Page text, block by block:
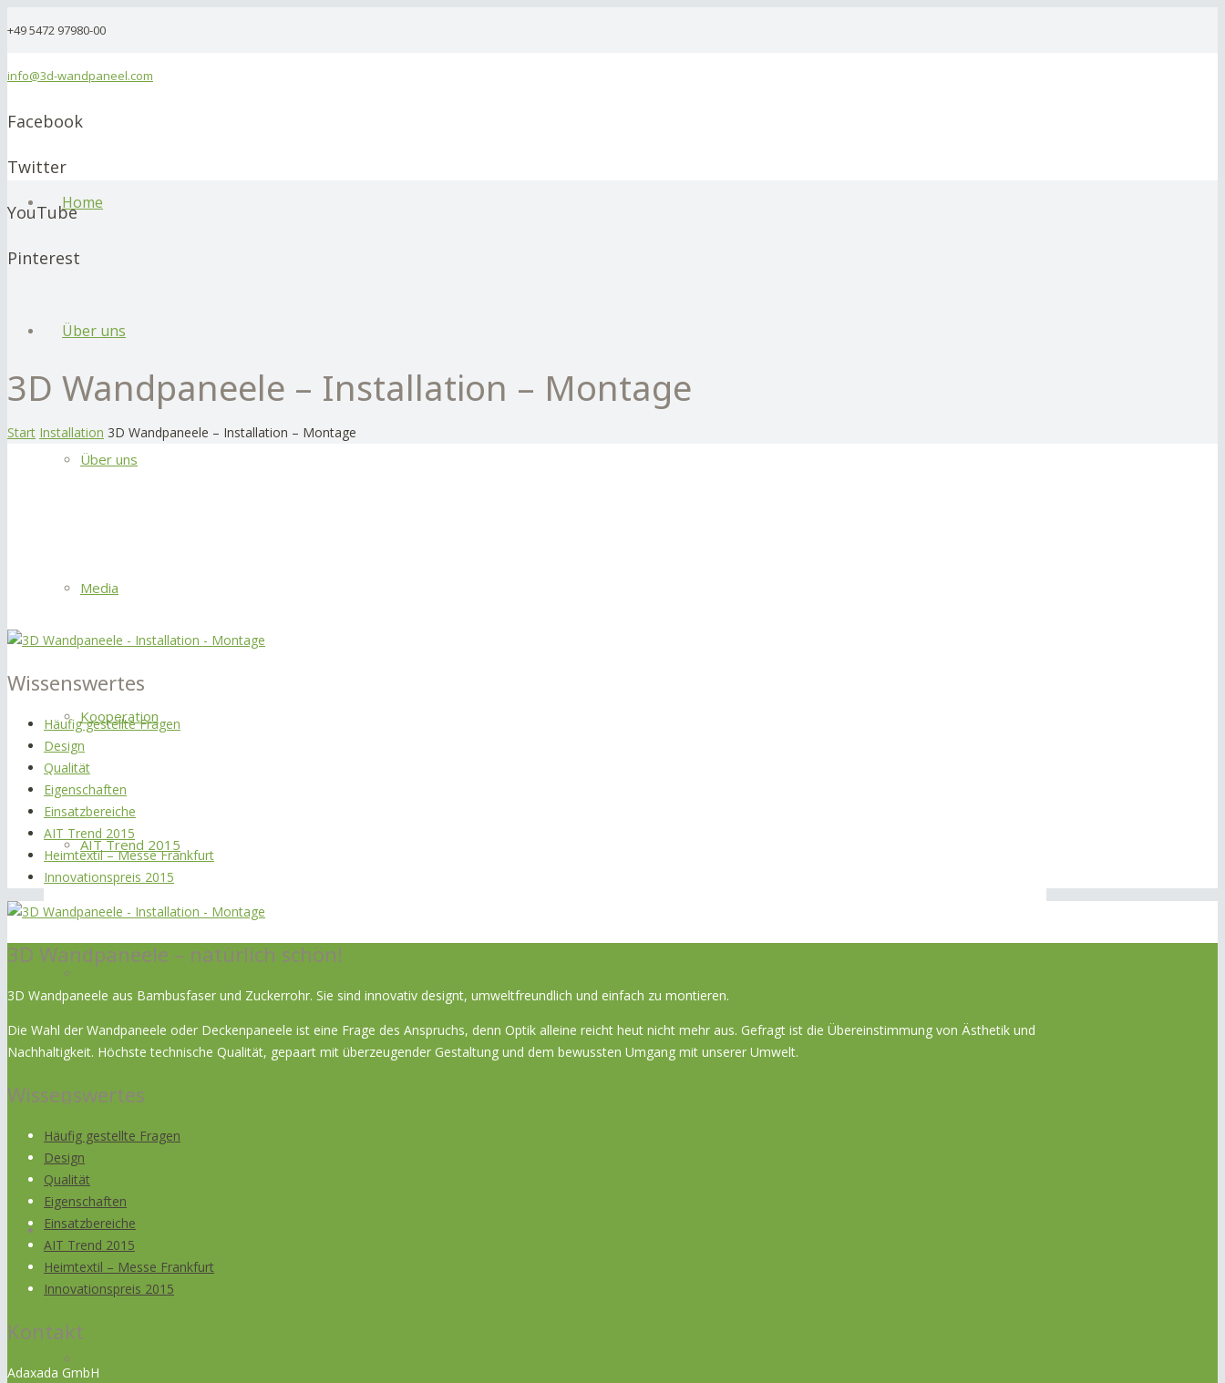
+49 5472 97980-00
info@3d-wandpaneel.com
Facebook
Twitter
YouTube
Pinterest
Home
Über uns
Über uns
Media
Kooperation
AIT Trend 2015
Heimtextil – Messe Frankfurt
Produkte
3D Wandpaneele – Installation – Montage
Start Installation 3D Wandpaneele – Installation – Montage
Wissenswertes
Häufig gestellte Fragen
Design
Qualität
Eigenschaften
Einsatzbereiche
AIT Trend 2015
Heimtextil – Messe Frankfurt
Innovationspreis 2015
3D Wandpaneele – natürlich schön!
3D Wandpaneele aus Bambusfaser und Zuckerrohr. Sie sind innovativ designt, umweltfreundlich und einfach zu montieren.
Die Wahl der Wandpaneele oder Deckenpaneele ist eine Frage des Anspruchs, denn Optik alleine reicht heut nicht mehr aus. Gefragt ist die Übereinstimmung von Ästhetik und
Nachhaltigkeit. Höchste technische Qualität, gepaart mit überzeugender Gestaltung und dem bewussten Umgang mit unserer Umwelt.
Wissenswertes
Häufig gestellte Fragen
Design
Qualität
Eigenschaften
Einsatzbereiche
AIT Trend 2015
Heimtextil – Messe Frankfurt
Innovationspreis 2015
Kontakt
Adaxada GmbH